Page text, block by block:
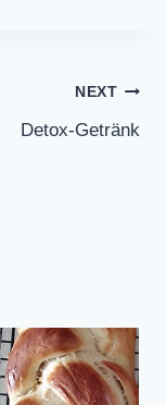
NEXT
Detox-Getränk